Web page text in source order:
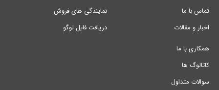
تماس با ما
اخبار و مقالات
نمایندگی های فروش
دریافت فایل لوگو
همکاری با ما
کاتالوگ ها
سوالات متداول